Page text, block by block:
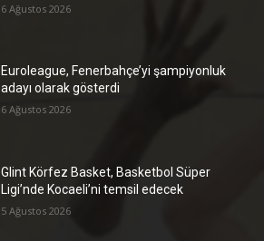
6 Ağustos 2026
Euroleague, Fenerbahçe’yi şampiyonluk
adayı olarak gösterdi
6 Ağustos 2026
Glint Körfez Basket, Basketbol Süper
Ligi’nde Kocaeli’ni temsil edecek
5 Ağustos 2026